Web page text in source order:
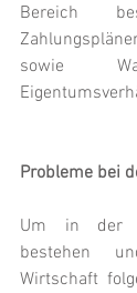
Bereich
sowie
Probleme bei
Um in der
bestehen
Wirtschaft